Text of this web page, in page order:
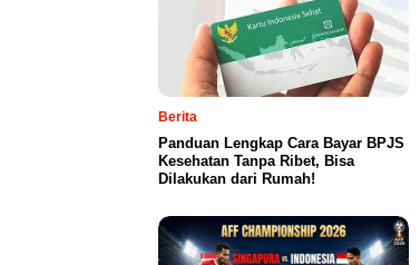
Berita
Panduan Lengkap Cara Bayar BPJS
Kesehatan Tanpa Ribet, Bisa
Dilakukan dari Rumah!